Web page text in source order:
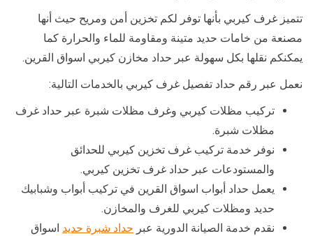
تتميز غرف كيربي بأنها توفر لكم تخزين أمن ومريح حيث أنها
مصنعة من خامات حديد متينة ومقاومة للماء والحرارة كما
يمكنكم نقلها بكل سهولة عبر حداد مخازن كيربي اسواق القرين.
نعمل عبر رقم حداد تفصيل غرف كيربي بالخدمات التالية:
تركيب مظلات كيربي وغرف مظلات شبرة عبر حداد غرف
مظلات شبرة.
نوفر خدمة تركيب غرف تخزين كيربي للحدائق
والمستودعات عبر حداد غرف تخزين كيربي.
يعمل حداد أبواب اسواق القرين في تركيب أبواب وشبابيك
حديد ومظلات كيربي للغرف والمخازن.
نقدم خدمة الصيانة الدورية عبر حداد شبرة حديد اسواق